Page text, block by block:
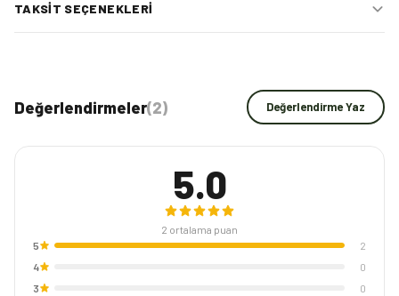
TAKSIT SEÇENEKLERI
Değerlendirmeler(2) Değerlendirme Yaz
5.0
2 ortalama puan
5
2
4
0
3
0